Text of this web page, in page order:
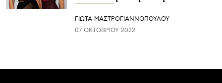
ΓΙΩΤΑ ΜΑΣΤΡΟΓΙΑΝΝΟΠΟΥΛΟΥ
07 ΟΚΤΩΒΡΊΟΥ 2022